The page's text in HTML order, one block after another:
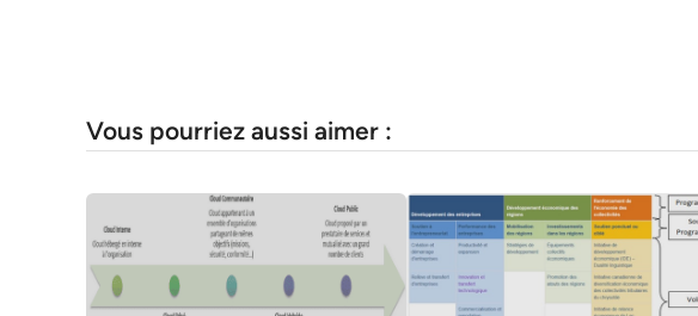
Vous pourriez aussi aimer :